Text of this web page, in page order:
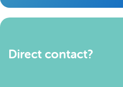
Direct contact?